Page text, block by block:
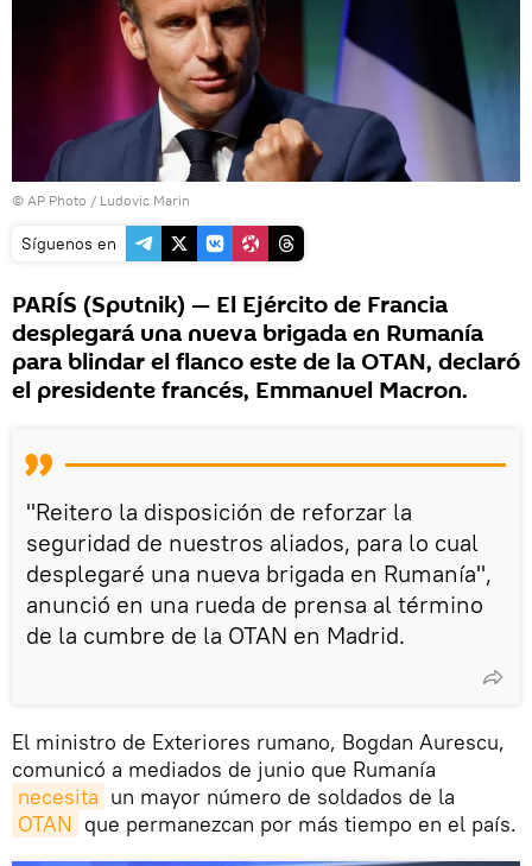
© AP Photo / Ludovic Marin
Síguenos en
PARÍS (Sputnik) — El Ejército de Francia
desplegará una nueva brigada en Rumanía
para blindar el flanco este de la OTAN, declaró
el presidente francés, Emmanuel Macron.
"Reitero la disposición de reforzar la
seguridad de nuestros aliados, para lo cual
desplegaré una nueva brigada en Rumanía",
anunció en una rueda de prensa al término
de la cumbre de la OTAN en Madrid.
El ministro de Exteriores rumano, Bogdan Aurescu,
comunicó a mediados de junio que Rumanía
necesita un mayor número de soldados de la
OTAN que permanezcan por más tiempo en el país.